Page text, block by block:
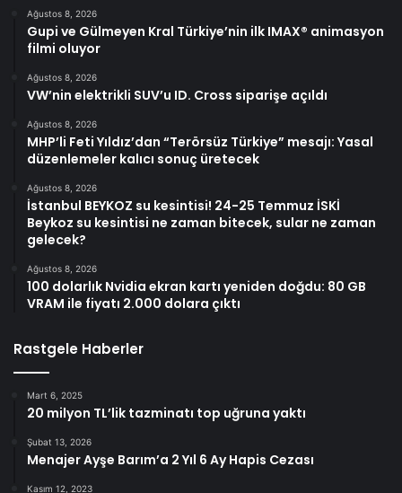
Ağustos 8, 2026
Gupi ve Gülmeyen Kral Türkiye’nin ilk IMAX® animasyon
filmi oluyor
Ağustos 8, 2026
VW’nin elektrikli SUV’u ID. Cross siparişe açıldı
Ağustos 8, 2026
MHP’li Feti Yıldız’dan “Terörsüz Türkiye” mesajı: Yasal
düzenlemeler kalıcı sonuç üretecek
Ağustos 8, 2026
İstanbul BEYKOZ su kesintisi! 24-25 Temmuz İSKİ
Beykoz su kesintisi ne zaman bitecek, sular ne zaman
gelecek?
Ağustos 8, 2026
100 dolarlık Nvidia ekran kartı yeniden doğdu: 80 GB
VRAM ile fiyatı 2.000 dolara çıktı
Rastgele Haberler
Mart 6, 2025
20 milyon TL’lik tazminatı top uğruna yaktı
Şubat 13, 2026
Menajer Ayşe Barım’a 2 Yıl 6 Ay Hapis Cezası
Kasım 12, 2023